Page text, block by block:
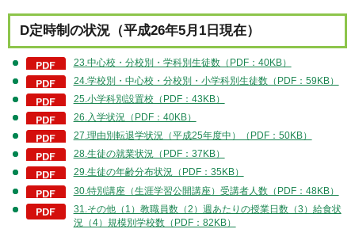
D定時制の状況（平成26年5月1日現在）
23.中心校・分校別・学科別生徒数（PDF：40KB）
24.学校別・中心校・分校別・小学科別生徒数（PDF：59KB）
25.小学科別設置校（PDF：43KB）
26.入学状況（PDF：40KB）
27.理由別転退学状況（平成25年度中）（PDF：50KB）
28.生徒の就業状況（PDF：37KB）
29.生徒の年齢分布状況（PDF：35KB）
30.特別講座（生涯学習公開講座）受講者人数（PDF：48KB）
31.その他（1）教職員数（2）週あたりの授業日数（3）給食状
況（4）規模別学校数（PDF：82KB）